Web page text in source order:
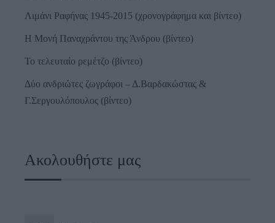
Λιμάνι Ραφήνας 1945-2015 (χρονογράφημα και βίντεο)
Η Μονή Παναχράντου της Άνδρου (βίντεο)
Το τελευταίο ρεμέτζο (βίντεο)
Δύο ανδριώτες ζωγράφοι – Δ.Βαρδακώστας &
Γ.Σεργουλόπουλος (βίντεο)
Ακολουθήστε μας